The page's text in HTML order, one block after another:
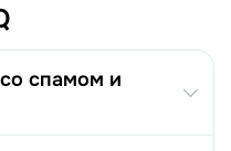
спамом и